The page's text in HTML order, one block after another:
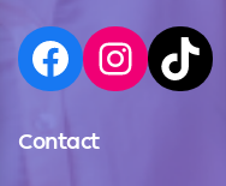
Contact